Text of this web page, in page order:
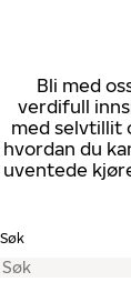
Bli med
verdifull
med selvtillit
hvordan du
uventede
Søk